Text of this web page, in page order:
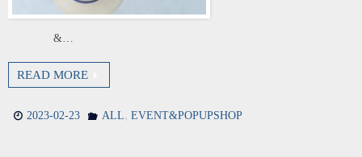
&…
READ MORE
2023-02-23 ALL, EVENT&POPUPSHOP